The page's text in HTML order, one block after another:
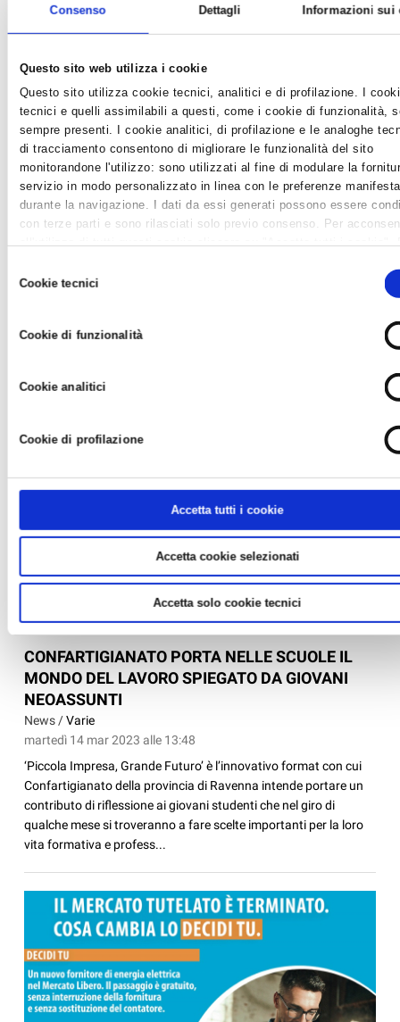
Consenso Dettagli Informazioni sui
Questo sito web utilizza i cookie
Questo sito utilizza cookie tecnici, analitici e di profilazione. I
tecnici e quelli assimilabili a questi, come i cookie di funzionalità,
sempre presenti. I cookie analitici, di profilazione e le analoghe
di tracciamento consentono di migliorare le funzionalità del sito
monitorandone l'utilizzo: sono utilizzati al fine di modulare la
servizio in modo personalizzato in linea con le preferenze
durante la navigazione. I dati da essi generati possono essere
con terze parti e sono rilasciati solo previo consenso. Per
cookie". Cliccare su "Usa solo cookie tecnici" comporta il
impostazioni di default e dunque la continuazione della navigazione
quelli tecnici. Infine, per avere maggiori informazioni, leggere la
delCookie tecnici
Cookie di funzionalità
Cookie analitici
Cookie di profilazione
Accetta tutti i cookie
Accetta cookie selezionati
Accetta solo cookie tecnici
UN PROTOCOLLO D'INTESA REGIONALE PER LO
SVILUPPO DELLE COMUNITA' ENERGETICHE
RINNOVABILI
martedì 14 mar 2023 alle 16:24
Regione Emilia Romagna, il Protocollo d’intesa per Sviluppare le
CONFARTIGIANATO PORTA NELLE SCUOLE IL
MONDO DEL LAVORO SPIEGATO DA GIOVANI
NEOASSUNTI
News /Varie
martedì 14 mar 2023 alle 13:48
‘Piccola Impresa, Grande Futuro’ è l’innovativo format con cui
Confartigianato della provincia di Ravenna intende portare un
contributo di riflessione ai giovani studenti che nel giro di
qualche mese si troveranno a fare scelte importanti per la loro
vita formativa e profess...